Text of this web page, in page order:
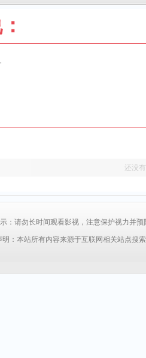
还没
：请勿长时间观看影视，注意保护视力并
明：本站所有内容来源于互联网相关站点搜